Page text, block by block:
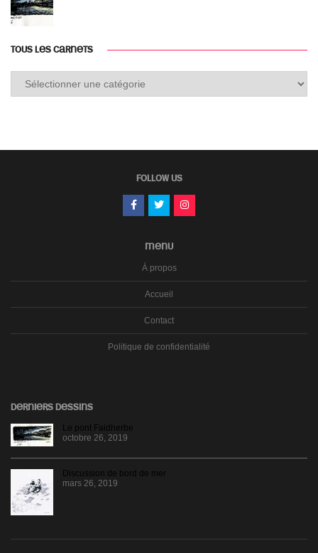
TOUS LES CARNETS
FOLLOW US
MENU
À propos
Accueil
Contact
Politique de confidentialité
DERNIERS DESSINS
Le pont Faidherbe
octobre 26, 2019
Discussion de bord de mer
mars 26, 2019